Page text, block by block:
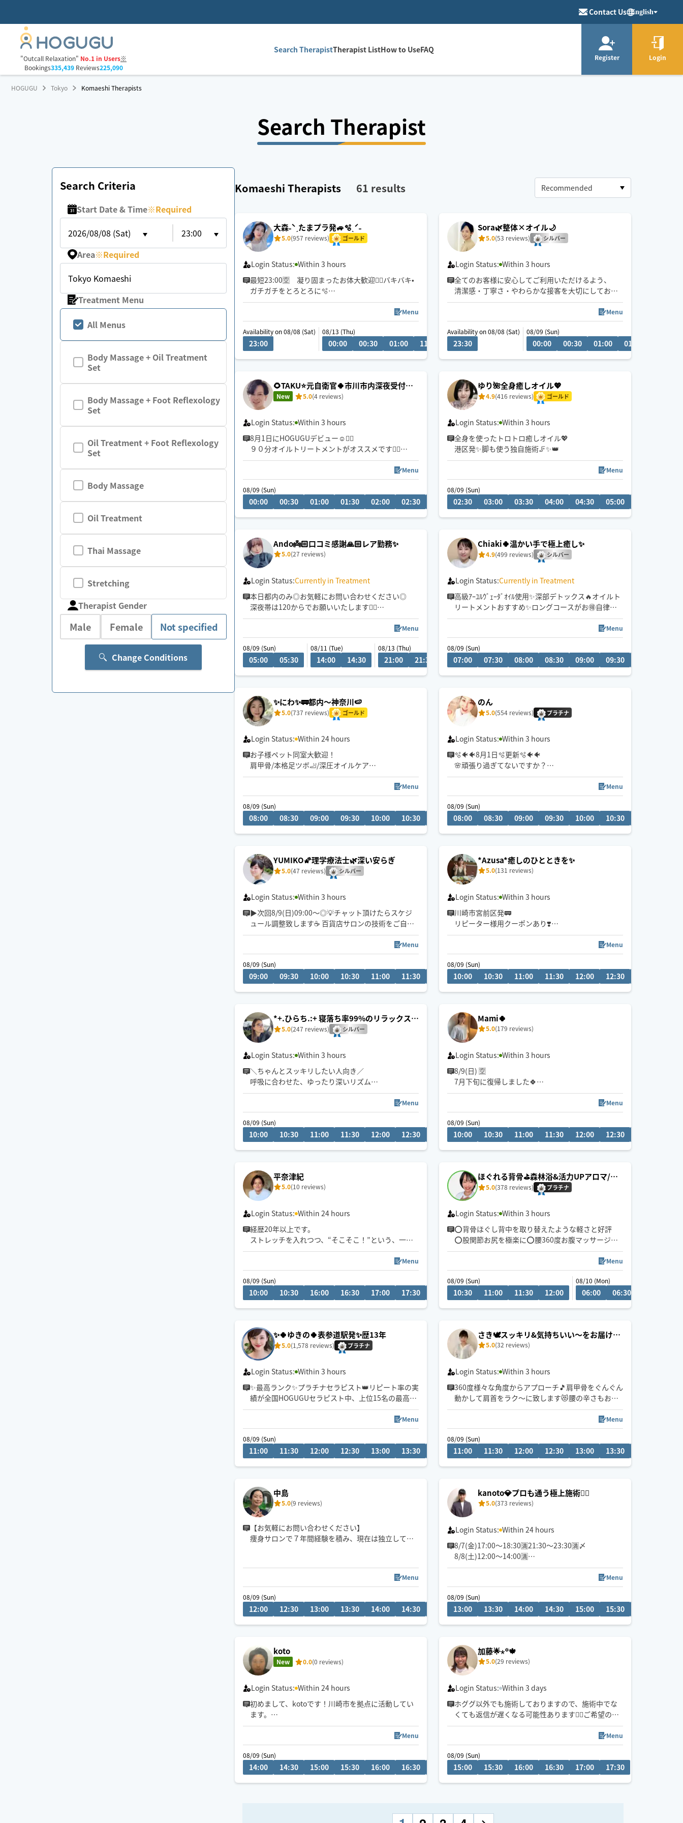
Contact Us English
"Outcall Relaxation" No.1 in Users※
Bookings335,439Reviews225,090
Search TherapistTherapist ListHow to UseFAQ
Register Login
HOGUGU Tokyo Komaeshi Therapists
Search Therapist
Search Criteria
Start Date & Time※Required
2026/08/08 (Sat)
23:00
Area※Required
Tokyo Komaeshi
Treatment Menu
All Menus
Body Massage + Oil Treatment
Set
Body Massage + Foot Reflexology
Set
Oil Treatment + Foot Reflexology
Set
Body Massage
Oil Treatment
Thai Massage
Stretching
Therapist Gender
Male Female Not specified
Change Conditions
Komaeshi Therapists 61 results
大森˗ˋˏたまプラ発🚙🫧ˎˊ˗
5.0(957 reviews) ゴールド
Login Status: Within 3 hours
最短23:00🈳 凝り固まったお体大歓迎❤️‍🔥バキバキ•
ガチガチをとろとろに🫧
お子様&ペット同室歓迎◡̈
Little English OK.
Menu
Availability on 08/08 (Sat)
23:00
08/13 (Thu)
00:00 00:30 01:00 11:00 11:30 13:00 13:30 14:00
Sora🌿整体×オイル🌙
5.0(53 reviews) シルバー
Login Status: Within 3 hours
全てのお客様に安心してご利用いただけるよう、
清潔感・丁寧さ・やわらかな接客を大切にしており
ます🌙
予約枠×の場合でも、
事前に↗︎のチャット💬いただけますと
対応可能な場合がございます😊
Menu
Availability on 08/08 (Sat)
23:30
08/09 (Sun)
00:00 00:30 01:00 01:30
🌻TAKU⭐️元自衛官🍀市川市内深夜受付中
🙇ほぐし＆オイルケアがオススメです✨️
New 5.0(4 reviews)
Login Status: Within 3 hours
8月1日にHOGUGUデビュー☺🙇‍♂️
９０分オイルトリートメントがオススメです🙇‍♂️
深部までアプローチ【安眠オイル】忙しい日常を忘
🍀市川駅本八幡は自転車移動🚴 終電までは東京23
区も喜んでお伺い致します😊
総武線沿線千葉〜三鷹
Menu
08/09 (Sun)
00:00 00:30 01:00 01:30 02:00 02:30 03:30 17:00 17:30 18:00 18:30
ゆり🌺全身癒しオイル💖
4.9(416 reviews) ゴールド
Login Status: Within 3 hours
全身を使ったトロトロ癒しオイル💖
港区発✨脚も使う独自施術🦵✨👑
Menu
08/09 (Sun)
02:30 03:00 03:30 04:00 04:30 05:00
Ando👼🏻口コミ感謝🙏🏻レア勤務✨
5.0(27 reviews)
Login Status:Currently in Treatment
本日都内のみ◎お気軽にお問い合わせください◎
深夜帯は120からでお願いいたします🙇‍♀️
注意事項をご確認ください🙇‍♀️
ご新規様5分、リピ様10分無料延長キャンペーン中⭐︎
タイミングによってはすぐにお返事を返せないこと
もあります。
(かなり酔っ払っている方は危険なので施術を控えさ
せていただきます)
Menu
08/09 (Sun)
05:00 05:30
08/11 (Tue)
14:00 14:30
08/13 (Thu)
21:00 21:30
08/15 (Sat)
21:00 21:30
Chiaki🍀温かい手で極上癒し✨
4.9(499 reviews) シルバー
Login Status:Currently in Treatment
高級ｱｰﾕﾙｳﾞｪｰﾀﾞｵｲﾙ使用✨深部デトックス🔥オイルト
リートメントおすすめ✨ロングコースがお🉐自律神
経を整えて快眠へ😴🌈全コースドライヘッドスパ付
23時半まで対応可能の場所もありますので、事前に
相談くださいませ。
🤱👶も🐕🐈も🙆‍♀️お2人以上でのご予約も大歓迎
Menu
08/09 (Sun)
07:00 07:30 08:00 08:30 09:00 09:30
✨にわ✨🚃都内〜神奈川🍉
5.0(737 reviews) ゴールド
Login Status: Within 24 hours
お子様ペット同室大歓迎！
肩甲骨/本格足ツボ🦶/深圧オイルケア
在宅ワーク、子育て中ママさん等ご依頼多数✨
明日からまた頑張ろう🍀と思えるよう心を込めて🌸
⚠️他セラピスト様と同室施術は対応不可となります
Menu
08/09 (Sun)
08:00 08:30 09:00 09:30 10:00 10:30 11:30 12:00 12:30 13:00 13:30
のん
5.0(554 reviews) プラチナ
Login Status: Within 3 hours
🫧🐠🐠8月1日🫧更新🫧🐠🐠
🌸頑張り過ぎてないですか？
🌸自分にも優しくしていますか？
🌸我慢し過ぎてないですか？
都内で9年間、セラピストをしてきました。
スローな圧のオイル施術が得意です。
Menu
08/09 (Sun)
08:00 08:30 09:00 09:30 10:00 10:30
YUMIKO🌠理学療法士🌿深い安らぎ
5.0(47 reviews) シルバー
Login Status: Within 3 hours
▶︎次回8/9(日)09:00〜◎💡チャット頂けたらスケジ
ュール調整致します☕️ 百貨店サロンの技術をご自宅
で🫧✨心を込めて施術致します💫✋
お疲れに合わせて、施術箇所のカスタマイズ出来ま
す🕊️
アロマ5種&ホホバオイルご用意しています🪷ゆっく
りお選び下さい👌
Menu
08/09 (Sun)
09:00 09:30 10:00 10:30 11:00 11:30 12:30 13:00 13:30 14:00 14:30
*Azusa*癒しのひとときを✨
5.0(131 reviews)
Login Status: Within 3 hours
川崎市宮前区発🚃
リピーター様用クーポンあり❣️
23時〜出張可💖🙆‍♀️身体も心もほぐします✨
平日日中メイン、深夜帯（地域限定）もご対応可能
です🌸
Menu
08/09 (Sun)
10:00 10:30 11:00 11:30 12:00 12:30
*+.ひらち.:+ 寝落ち率99%のリラックスタ
イム🌿
5.0(247 reviews) シルバー
Login Status: Within 3 hours
＼ちゃんとスッキリしたい人向き／
呼吸に合わせた、ゆったり深いリズムが
心地よい眠りを誘います🌿
Menu
08/09 (Sun)
10:00 10:30 11:00 11:30 12:00 12:30 13:30 14:00 14:30 15:00 15:30
Mami🍀
5.0(179 reviews)
Login Status: Within 3 hours
8/9(日) 🈳
7月下旬に復帰しました🍀
しばらくの間、タイ式はお休みします。
セラピスト歴13年
手が温かいとよく言われます😌
しっかり圧の入った施術も ゆったり癒しの施術も可
パも得意です。
お疲れの箇所やご要望に合わせた施術が出来るよう
努めますので、どうぞよろしくお願い致します！
Menu
08/09 (Sun)
10:00 10:30 11:00 11:30 12:00 12:30
平奈津紀
5.0(10 reviews)
Login Status: Within 24 hours
経歴20年以上です。
ストレッチを入れつつ、“そこそこ！”という、一手
一手外さない施術を意識しています。筋膜や関節系
千の技を持つ女とお客さんから言われるくらい引き
出し多いと思います。
小さいお子さんから、マタニティの方、ご年配の方
ん多いかと思います。
ご縁がありましたら、どうぞ宜しくお願い致しま
す。
Menu
08/09 (Sun)
10:00 10:30 16:00 16:30 17:00 17:30 18:30 19:00 19:30 20:00 20:30
ほぐれる背骨⛳️森林浴&活力UPアロマ/無
香オイル
5.0(378 reviews) プラチナ
Login Status: Within 3 hours
⭕️背骨ほぐし背中を取り替えたような軽さと好評
⭕️股関節お尻を極楽に⭕️腰360度お腹マッサージで
リラックスMAX⭕️じっくり首肩ケアはリハビリ科医
絶賛⭕️疲労回復スポーツオイルマッサージ⭕️リラク
ゼーションオイルの技術は🇦🇺オーストラリア国家
資格の品質で多種多様なアプローチ
📣7/31〜
Menu
08/09 (Sun)
10:30 11:00 11:30 12:00
08/10 (Mon)
06:00 06:30
✨🍀ゆきの🍀表参道駅発✨歴13年
5.0(1,578 reviews) プラチナ
Login Status: Within 3 hours
✨最高ランク✨プラチナセラピスト👑リピート率の実
績が全国HOGUGUセラピスト中、上位15名の最高ラ
ンクのセラピスト
✨歴13年✨
初めての方も安心してお任せくださいませ。心を込
めて施術させていただきます。
Menu
08/09 (Sun)
11:00 11:30 12:00 12:30 13:00 13:30 14:30 15:00 15:30 16:00 16:30
さき🕊️スッキリ&気持ちいい〜をお届け🕊️
✨ 5.0(32 reviews)
Login Status: Within 3 hours
360度様々な角度からアプローチ🎵肩甲骨をぐんぐん
動かして肩首をラク〜に致します😻腰の辛さもお任
せください！お尻の深部にアプローチ🏹✨
フェイシャルマッサージもおすすめです(^^)フェイ
シャルのみご希望の方はオイル60分でご予約くださ
い✨
Menu
08/09 (Sun)
11:00 11:30 12:00 12:30 13:00 13:30
中島
5.0(9 reviews)
【お気軽にお問い合わせください】
痩身サロンで７年間経験を積み、現在は独立して個
オイルトリートメントが得意です。
お客様一人一人に寄り添い、ご希望に沿ったお施術
し付けくださいませ。
Menu
08/09 (Sun)
12:00 12:30 13:00 13:30 14:00 14:30 15:30 16:00 16:30 17:00 17:30
kanoto💎プロも通う極上施術💆‍♀️
5.0(373 reviews)
Login Status: Within 24 hours
8/7(金)17:00〜18:30🈵21:30〜23:30🈵〆
8/8(土)12:00〜14:00🈵
雑誌BELLEZZaにHoguguより選出いただき掲載して
いただきました📕✨
ご予約は90分〜承っております🕊️
また当日のご予約は最短のお時間の方を優先にさせ
ていただきます。
Menu
08/09 (Sun)
13:00 13:30 14:00 14:30 15:00 15:30
koto
New 0.0(0 reviews)
Login Status: Within 24 hours
初めまして、kotoです！川崎市を拠点に活動してい
ます。
丁寧な揉みほぐしで、日頃の溜まった疲れやコリを
お互いに気持ちよくお仕事・施術ができるよう、清
潔感を大切に丁寧な対応を心がけております。身体
のバキバキにお悩みの方、自律神経の乱れや肩凝り
Menu
08/09 (Sun)
14:00 14:30 15:00 15:30 16:00 16:30 17:30 18:00 18:30 19:00 19:30
加藤🌟⋆꙳🍁
5.0(29 reviews)
Login Status: Within 3 days
ホググ以外でも施術しておりますので、施術中でな
くても返信が遅くなる可能性あります🙇‍♀️ご希望の日
時、時間帯によっては早めの到着も出来ると思いま
すので、チャットにてお問い合わせください😊♪
小さなお子様、ご年配の方まで幅広く施術致しま
す。
ペットご一緒に喜んで承ります🐾
Menu
08/09 (Sun)
15:00 15:30 16:00 16:30 17:00 17:30